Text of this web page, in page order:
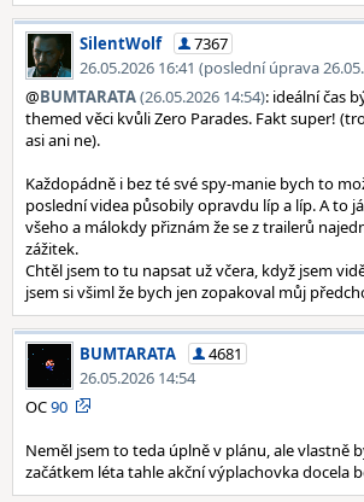
SilentWolf
7367
26.05.2026 16:41 (poslední úprava
@BUMTARATA(26.05.2026 14:54): ideální čas
themed věci kvůli Zero Parades. Fakt super!
asi ani ne).
Každopádně i bez té své spy-manie bych to
poslední videa působily opravdu líp a líp. A to
všeho a málokdy přiznám že se z trailerů
zážitek.
Chtěl jsem to tu napsat už včera, když jsem
jsem si všiml že bych jen zopakoval můj
BUMTARATA
4681
26.05.2026 14:54
OC90
Neměl jsem to teda úplně v plánu, ale vlastně
začátkem léta tahle akční výplachovka docela